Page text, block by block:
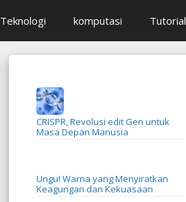
Teknologi komputasi Tutorial
CRISPR, Revolusi edit Gen untuk
Masa Depan Manusia
Ungu! Warna yang Menyiratkan
Keagungan dan Kekuasaan